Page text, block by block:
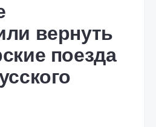
вернуть
поезда